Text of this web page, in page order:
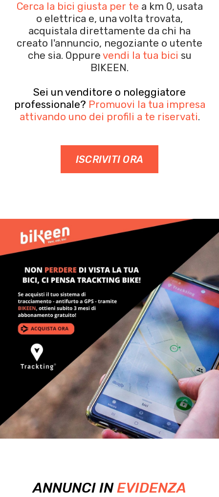
Cerca la bici giusta per te a km 0, usata
o elettrica e, una volta trovata,
acquistala direttamente da chi ha
creato l'annuncio, negoziante o utente
che sia. Oppure vendi la tua bici su
BIKEEN.
Sei un venditore o noleggiatore
professionale? Promuovi la tua impresa
attivando uno dei profili a te riservati.
ISCRIVITI ORA
ANNUNCI INEVIDENZA